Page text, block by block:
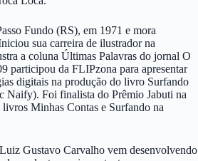
Fundo (RS), em 1971 e mora
sua carreira de ilustrador na
a coluna Últimas Palavras do jornal O
participou da FLIPzona para apresentar
digitais na produção do livro Surfando
Naify). Foi finalista do Prêmio Jabuti na
Minhas Contas e Surfando na
Gustavo Carvalho vem desenvolvendo